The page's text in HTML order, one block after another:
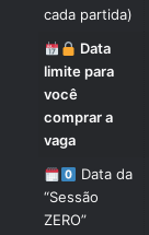
cada partida)
Data
limite para
você
comprar a
vaga
Data da
“Sessão
ZERO”